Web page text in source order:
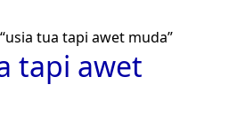
tua tapi awet muda”
tapi awet